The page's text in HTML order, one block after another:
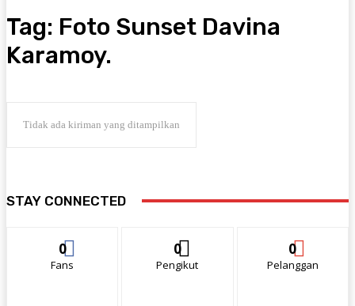
Tag: Foto Sunset Davina
Karamoy.
Tidak ada kiriman yang ditampilkan
STAY CONNECTED
0
Fans
0
Pengikut
0
Pelanggan